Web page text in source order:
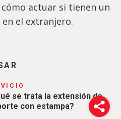
actuar si tienen un
el extranjero.
se trata la extensión de
con estampa?